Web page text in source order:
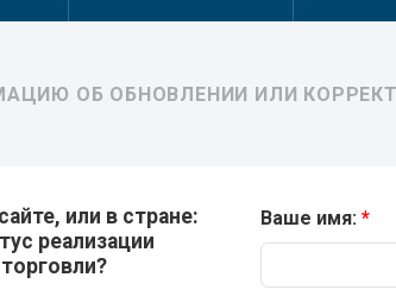
ОБ ОБНОВЛЕНИИ ИЛИ
или в стране:
реализации
Ваше имя: